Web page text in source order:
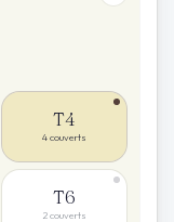
T4
4couverts
T6
2couverts